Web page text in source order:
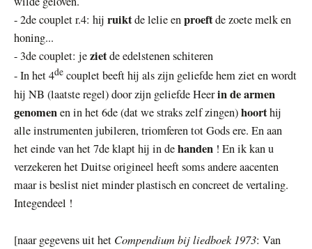
- 2de couplet r.4: hij ruiktde lelie enproeftde zoete melk en
honing...
- 3de couplet: jezietde edelstenen schiteren
- In het 4de couplet beeft hij als zijn geliefde hem ziet en wordt
hij NB (laatste regel) door zijn geliefde Heerin de armen
genomenen in het 6de (dat we straks zelf zingen)hoorthij
alle instrumenten jubileren, triomferen tot Gods ere. En aan
het einde van het 7de klapt hij in dehanden ! En ik kan u
verzekeren het Duitse origineel heeft soms andere aacenten
maar is beslist niet minder plastisch en concreet de vertaling.
Integendeel !
[naar gegevens uit het Compendium bij liedboek 1973: Van